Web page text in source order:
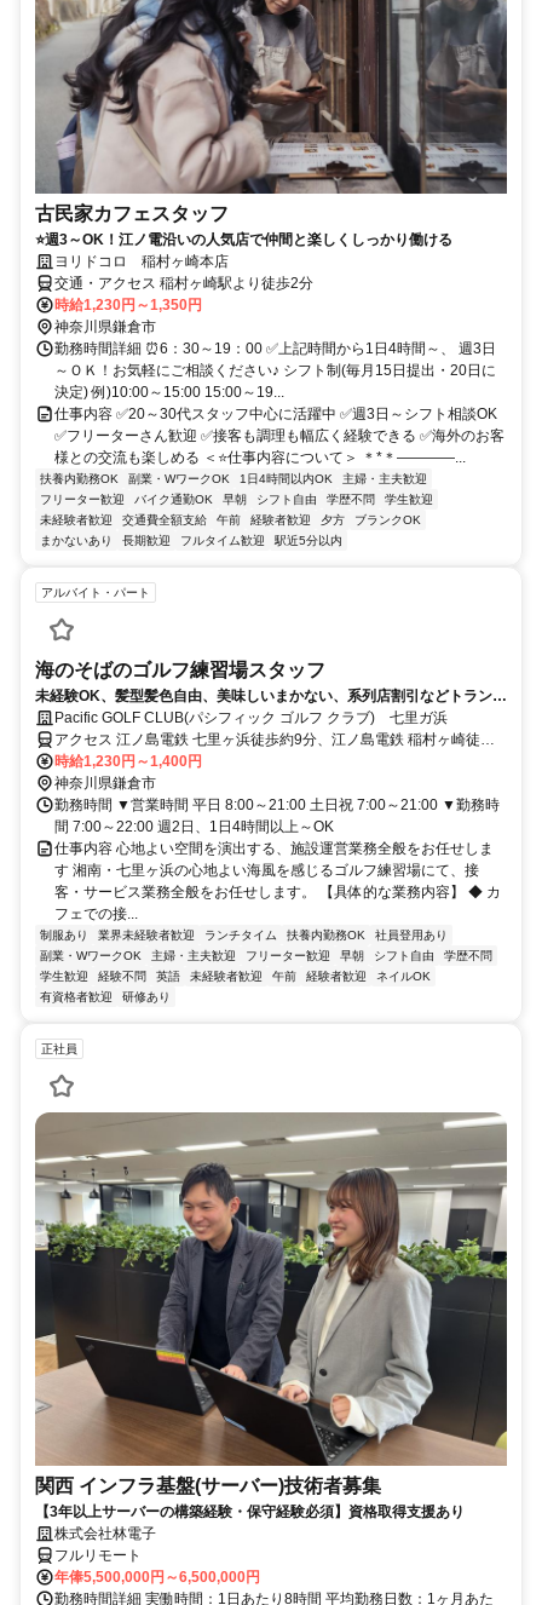
古民家カフェスタッフ
⭐週3～OK！江ノ電沿いの人気店で仲間と楽しくしっかり働ける
ヨリドコロ 稲村ヶ崎本店
交通・アクセス 稲村ヶ崎駅より徒歩2分
時給1,230円～1,350円
神奈川県鎌倉市
勤務時間詳細 ⏰6：30～19：00 ✅上記時間から1日4時間～、 週3日
～ＯＫ！お気軽にご相談ください♪ シフト制(毎月15日提出・20日に
決定) 例)10:00～15:00 15:00～19...
仕事内容 ✅20～30代スタッフ中心に活躍中 ✅週3日～シフト相談OK
✅フリーターさん歓迎 ✅接客も調理も幅広く経験できる ✅海外のお客
様との交流も楽しめる ＜⭐仕事内容について＞ ＊*＊――――...
扶養内勤務OK 副業・WワークOK 1日4時間以内OK
主婦・主夫歓迎
フリーター歓迎
バイク通勤OK 早朝 シフト自由 学歴不問
学生歓迎
未経験者歓迎
交通費全額支給 午前 経験者歓迎 夕方
ブランクOK
まかないあり
長期歓迎 フルタイム歓迎 駅近5分以内
アルバイト・パート
海のそばのゴルフ練習場スタッフ
未経験OK、髪型髪色自由、美味しいまかない、系列店割引などトランジ
ットならではの厚待遇♪丁寧な研修で安心してスタート！海のそばのゴル
フ練習場のカフェで働こう！
Pacific GOLF CLUB(パシフィック ゴルフ クラブ) 七里ガ浜
アクセス 江ノ島電鉄 七里ヶ浜徒歩約9分、江ノ島電鉄 稲村ヶ崎徒歩
約17分、江ノ島電鉄 鎌倉高校前東口徒歩約20分 江ノ電七里ヶ浜駅 徒
歩8分
時給1,230円～1,400円
神奈川県鎌倉市
勤務時間 ▼営業時間 平日 8:00～21:00 土日祝 7:00～21:00 ▼勤務時
間 7:00～22:00 週2日、1日4時間以上～OK
仕事内容 心地よい空間を演出する、施設運営業務全般をお任せしま
す 湘南・七里ヶ浜の心地よい海風を感じるゴルフ練習場にて、接
客・サービス業務全般をお任せします。 【具体的な業務内容】 ◆ カ
フェでの接...
制服あり 業界未経験者歓迎 ランチタイム 扶養内勤務OK
社員登用あり
副業・WワークOK
主婦・主夫歓迎 フリーター歓迎 早朝 シフト自由
学歴不問
学生歓迎
経験不問 英語 未経験者歓迎 午前 経験者歓迎
ネイルOK
有資格者歓迎
研修あり
正社員
関西 インフラ基盤(サーバー)技術者募集
【3年以上サーバーの構築経験・保守経験必須】資格取得支援あり
株式会社林電子
フルリモート
年俸5,500,000円～6,500,000円
勤務時間詳細 実働時間：1日あたり8時間 平均勤務日数：1ヶ月あた